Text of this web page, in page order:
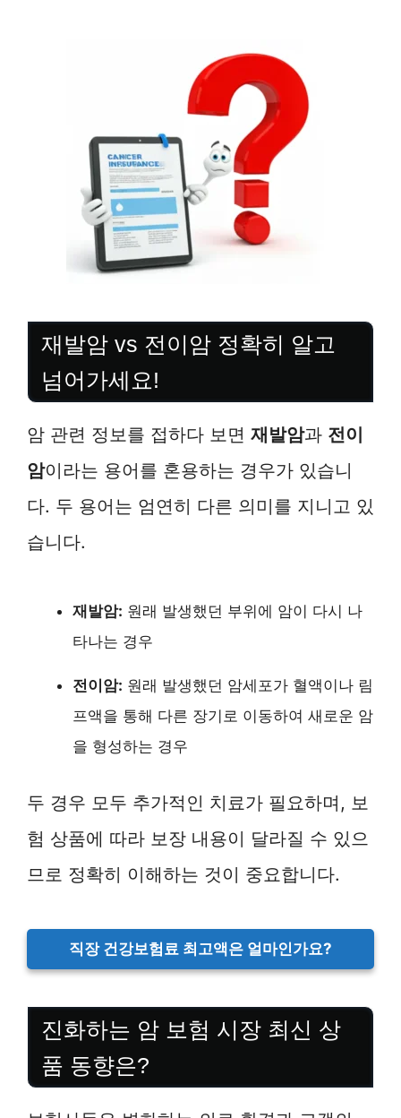
재발암 vs 전이암 정확히 알고
넘어가세요!
암 관련 정보를 접하다 보면 재발암과 전이
암이라는 용어를 혼용하는 경우가 있습니
다. 두 용어는 엄연히 다른 의미를 지니고 있
습니다.
재발암: 원래 발생했던 부위에 암이 다시 나
타나는 경우
전이암: 원래 발생했던 암세포가 혈액이나 림
프액을 통해 다른 장기로 이동하여 새로운 암
을 형성하는 경우
두 경우 모두 추가적인 치료가 필요하며, 보
험 상품에 따라 보장 내용이 달라질 수 있으
므로 정확히 이해하는 것이 중요합니다.
직장 건강보험료 최고액은 얼마인가요?
진화하는 암 보험 시장 최신 상
품 동향은?